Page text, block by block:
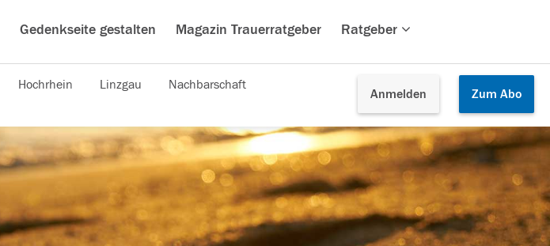
Gedenkseite gestalten Magazin Trauerratgeber Ratgeber
Anmelden Zum Abo
Hochrhein Linzgau Nachbarschaft